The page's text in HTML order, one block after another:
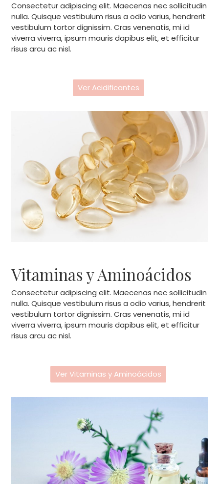
Consectetur adipiscing elit. Maecenas nec sollicitudin
nulla. Quisque vestibulum risus a odio varius, hendrerit
vestibulum tortor dignissim. Cras venenatis, mi id
viverra viverra, ipsum mauris dapibus elit, et efficitur
risus arcu ac nisl.
Ver Acidificantes
Vitaminas y Aminoácidos
Consectetur adipiscing elit. Maecenas nec sollicitudin
nulla. Quisque vestibulum risus a odio varius, hendrerit
vestibulum tortor dignissim. Cras venenatis, mi id
viverra viverra, ipsum mauris dapibus elit, et efficitur
risus arcu ac nisl.
Ver Vitaminas y Aminoácidos